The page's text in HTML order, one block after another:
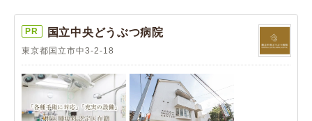
PR 国立中央どうぶつ病院
東京都国立市中3-2-18